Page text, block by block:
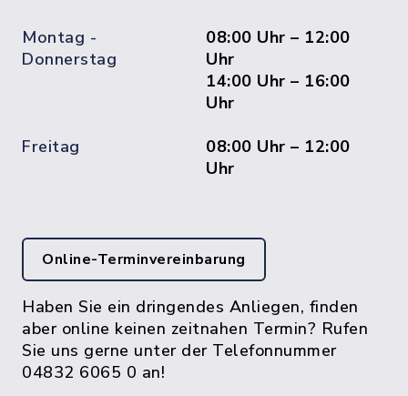
Montag -
Donnerstag
08:00 Uhr – 12:00
Uhr
14:00 Uhr – 16:00
Uhr
Freitag
08:00 Uhr – 12:00
Uhr
Online-Terminvereinbarung
Haben Sie ein dringendes Anliegen, finden
aber online keinen zeitnahen Termin? Rufen
Sie uns gerne unter der Telefonnummer
04832 6065 0 an!